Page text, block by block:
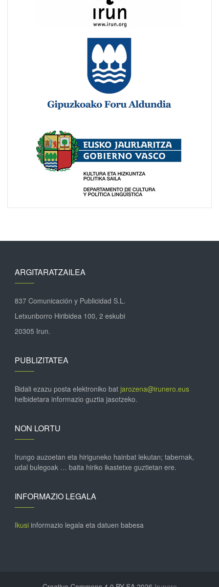
ARGITARATZAILEA
837 Comunicación y Publicidad S.L.
Letxunborro Hiribidea 100, 2 eskubi
20305 Irun.
PUBLIZITATEA
Bidali ezazu posta elektroniko bat jarozena@irunero.eus
helbidetara informazio guztia jasotzeko.
NON LORTU
Irungo auzoetan eta hiriguneko hainbat lekutan; tabernak,
udal bulegoak … baita hiriko ikastetxe guztietan ere.
INFORMAZIO LEGALA
Ikusi informazio legala eta datuen babesa